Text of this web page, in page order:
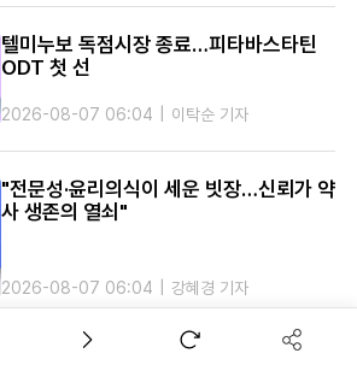
텔미누보 독점시장 종료…피타바스타틴
ODT 첫 선
2026-08-07 06:04 이탁순 기자
"전문성·윤리의식이 세운 빗장…신뢰가 약
사 생존의 열쇠"
2026-08-07 06:04 강혜경 기자